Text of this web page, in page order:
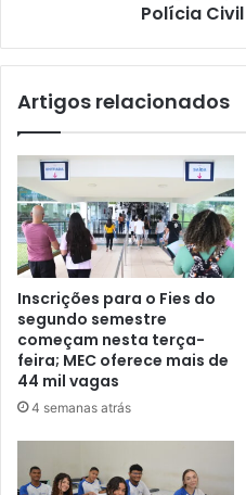
Polícia
Artigos relacionados
Inscrições para o Fies do
segundo semestre
começam nesta terça-
feira; MEC oferece mais de
44 mil vagas
4 semanas atrás